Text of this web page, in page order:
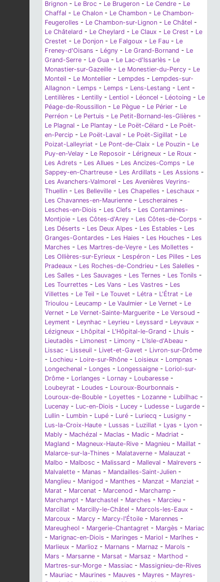
Brignon - Le Broc - Le Brugeron - Le Cendre - Le
Chaffal - Le Chalon - Le Chambon - Le Chambon-
Feugerolles - Le Chambon-sur-Lignon - Le Châtel -
Le Châtelard - Le Cheylard - Le Claux - Le Crest - Le
Crestet - Le Donjon - Le Falgoux - Le Fau - Le
Freney-d'Oisans - Légny - Le Grand-Bornand - Le
Grand-Serre - Le Gua - Le Lac-d'Issarlès - Le
Monastier-sur-Gazeille - Le Monestier-du-Percy - Le
Monteil - Le Montellier - Lempdes - Lempdes-sur-
Allagnon - Lemps - Lemps - Lens-Lestang - Lent -
Lentillères - Lentilly - Lentiol - Léoncel - Léotoing - Le
Péage-de-Roussillon - Le Pègue - Le Périer - Le
Perréon - Le Pertuis - Le Petit-Bornand-les-Glières -
Le Plagnal - Le Plantay - Le Poët-Célard - Le Poët-
en-Percip - Le Poët-Laval - Le Poët-Sigillat - Le
Poizat-Lalleyriat - Le Pont-de-Claix - Le Pouzin - Le
Puy-en-Velay - Le Reposoir - Lérigneux - Le Roux -
Les Adrets - Les Allues - Les Ancizes-Comps - Le
Sappey-en-Chartreuse - Les Ardillats - Les Assions -
Les Avanchers-Valmorel - Les Avenières Veyrins-
Thuellin - Les Belleville - Les Chapelles - Leschaux -
Les Chavannes-en-Maurienne - Lescheraines -
Lesches-en-Diois - Les Clefs - Les Contamines-
Montjoie - Les Côtes-d'Arey - Les Côtes-de-Corps -
Les Déserts - Les Deux Alpes - Les Estables - Les
Granges-Gontardes - Les Haies - Les Houches - Les
Marches - Les Martres-de-Veyre - Les Mollettes -
Les Ollières-sur-Eyrieux - Lespéron - Les Pilles - Les
Pradeaux - Les Roches-de-Condrieu - Les Salelles -
Les Salles - Les Sauvages - Les Ternes - Les Tonils -
Les Tourrettes - Les Vans - Les Vastres - Les
Villettes - Le Teil - Le Touvet - Létra - L'Étrat - Le
Trioulou - Leucamp - Le Vaulmier - Le Vernet - Le
Vernet - Le Vernet-Sainte-Marguerite - Le Versoud -
Leyment - Leynhac - Leyrieu - Leyssard - Leyvaux -
Lézigneux - Lhôpital - L'Hôpital-le-Grand - Lhuis -
Lieutadès - Limonest - Limony - L'Isle-d'Abeau -
Lissac - Lisseuil - Livet-et-Gavet - Livron-sur-Drôme
- Lochieu - Loire-sur-Rhône - Loisieux - Lompnas -
Longechenal - Longes - Longessaigne - Loriol-sur-
Drôme - Lorlanges - Lornay - Loubaresse -
Loubeyrat - Loudes - Louroux-Bourbonnais -
Louroux-de-Bouble - Loyettes - Lozanne - Lubilhac -
Lucenay - Luc-en-Diois - Lucey - Ludesse - Lugarde -
Lullin - Lumbin - Lupé - Luré - Luriecq - Lusigny -
Lus-la-Croix-Haute - Lussas - Luzillat - Lyas - Lyon -
Mably - Machézal - Maclas - Madic - Madriat -
Magland - Magneux-Haute-Rive - Magnieu - Maillat -
Malarce-sur-la-Thines - Malataverne - Malauzat -
Malbo - Malbosc - Malissard - Malleval - Malrevers -
Malvalette - Manas - Mandailles-Saint-Julien -
Manglieu - Manigod - Manthes - Manzat - Manziat -
Marat - Marcenat - Marcenod - Marchamp -
Marchampt - Marchastel - Marches - Marcieu -
Marcillat - Marcilly-le-Châtel - Marcols-les-Eaux -
Marcoux - Marcy - Marcy-l'Étoile - Marennes -
Mareugheol - Margerie-Chantagret - Margès - Mariac
- Marignac-en-Diois - Maringes - Mariol - Marlhes -
Marlieux - Marlioz - Marnans - Marnaz - Marols -
Mars - Marsanne - Marsat - Marsaz - Marthod -
Martres-sur-Morge - Massiac - Massignieu-de-Rives
- Mauriac - Maurines - Mauves - Mayres - Mayres-